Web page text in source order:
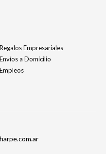
Regalos Empresariales
Envíos a Domicilio
Empleos